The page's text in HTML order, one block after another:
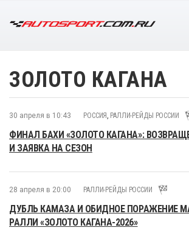
ЗОЛОТО КАГАНА
30 апреля в 10:43 РОССИЯ , РАЛЛИ-РЕЙДЫ РОССИИ
ФИНАЛ БАХИ «ЗОЛОТО КАГАНА»:
И ЗАЯВКА НА СЕЗОН
28 апреля в 20:00 РАЛЛИ-РЕЙДЫ РОССИИ
ДУБЛЬ КАМАЗА И ОБИДНОЕ ПОРАЖЕНИЕ
РАЛЛИ «ЗОЛОТО КАГАНА-2026»